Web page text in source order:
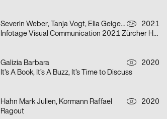
Severin Weber, Tanja Vogt, Elia Geiger, Ladina Döring, Nicola Canziani CH
2021
Infotage Visual Communication 2021 Zürcher Hochschule der Künste
Galizia Barbara D
2020
It’s A Book, It’s A Buzz, It’s Time to Discuss
Hahn Mark Julien, Kormann Raffael D
2020
Ragout